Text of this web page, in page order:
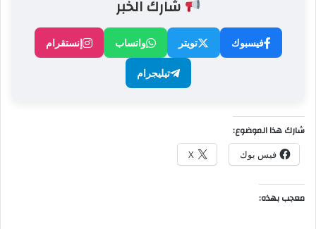
شارك الخبر
فيسبوك تويتر واتساب إنستقرام
تيليجرام
شارك هذا الموضوع:
فيس بوك X
معجب بهذه: